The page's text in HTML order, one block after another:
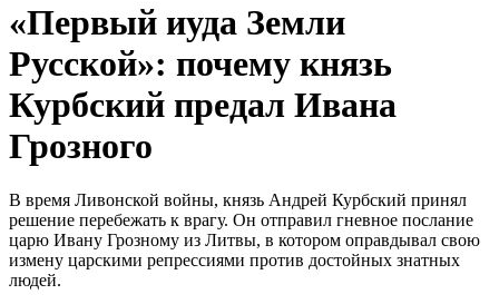
«Первый иуда Земли
Русской»: почему князь
Курбский предал Ивана
Грозного
В время Ливонской войны, князь Андрей Курбский принял
решение перебежать к врагу. Он отправил гневное послание
царю Ивану Грозному из Литвы, в котором оправдывал свою
измену царскими репрессиями против достойных знатных
людей.